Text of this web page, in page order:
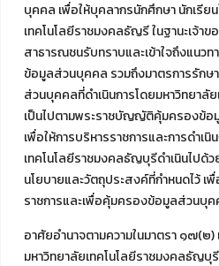
บุคคล เพื่อให้บุคลากรนักศึกษา นักเรีย
เทคโนโลยีราชมงคลธัญรี ในฐานะเจ้า
สาธารณชนรับทราบและเข้าใจถึงแนว
ข้อมูลส่วนบุคคล รวมถึงมาตรการรัก
ส่วนบุคคลที่ดำเนินการโดยมหาวิทยาลั
เป็นไปตามพระราชบัญญัติคุ้มครองข้
เพื่อให้การบริหารราชการและการดำเ
เทคโนโลยีราชมงคลธัญบุรีดำเนินไปด้
นโยบายและวัตถุประสงค์ที่กำหนดไว้
ราชการและเพื่อคุ้มครองข้อมูลส่วนบุ
อาศัยอำนาจตามความในมาตรา ๑๗(
มหาวิทยาลัยเทคโนโลยีราชมงคลธัญ
งานบริการวิชาการให้กับหน่วยงา
โครงการส่งเสริมและพัฒนาผู้ประก
กิจกรรมการเชื่อมโยงเครือข่ายผู้
เกษตร ภายใต้โครงการส่งเสริมการ
กรมส่งเสริมอุตสาหกรรม
โครงการยกระดับเศรษฐกิจและสัง
ตำบล 1 มหาวิทยาลัย)